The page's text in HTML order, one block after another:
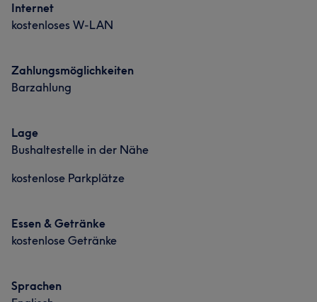
Internet
kostenloses W-LAN
Zahlungsmöglichkeiten
Barzahlung
Lage
Bushaltestelle in der Nähe
kostenlose Parkplätze
Essen & Getränke
kostenlose Getränke
Sprachen